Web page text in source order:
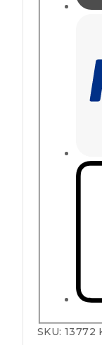
SKU: 13772